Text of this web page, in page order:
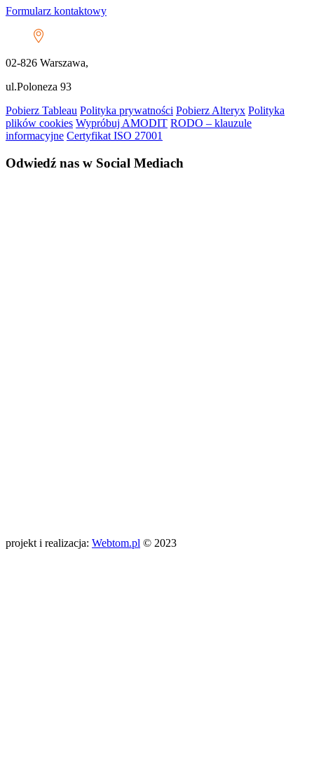
Formularz kontaktowy
02-826 Warszawa,
ul.Poloneza 93
Pobierz Tableau Polityka prywatności Pobierz Alteryx Polityka
plików cookies Wypróbuj AMODIT RODO – klauzule
informacyjne Certyfikat ISO 27001
Odwiedź nas w Social Mediach
projekt i realizacja: Webtom.pl © 2023